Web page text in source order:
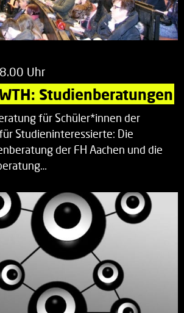
Uhr
Studienberatungen
für Schüler*innen der
Studieninteressierte: Die
der FH Aachen und die